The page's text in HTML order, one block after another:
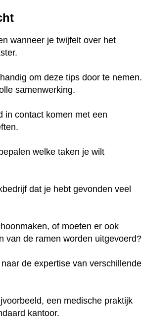
wanneer je twijfelt over het
om deze tips door te nemen.
samenwerking.
in contact komen met een
welke taken je wilt
dat je hebt gevonden veel
of moeten er ook
van de ramen worden uitgevoerd?
de expertise van verschillende
een medische praktijk
kantoor.